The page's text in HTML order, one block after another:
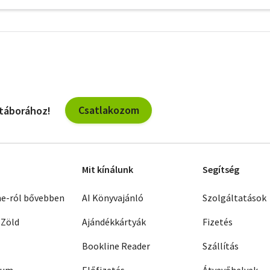
szűrők
Csatlakozom
ról bővebben
Mit kínálunk
AI Könyvajánló
Ajándékkártyák
Bookline Reader
Segítség
Szolgáltatások
Fizetés
Szállítás